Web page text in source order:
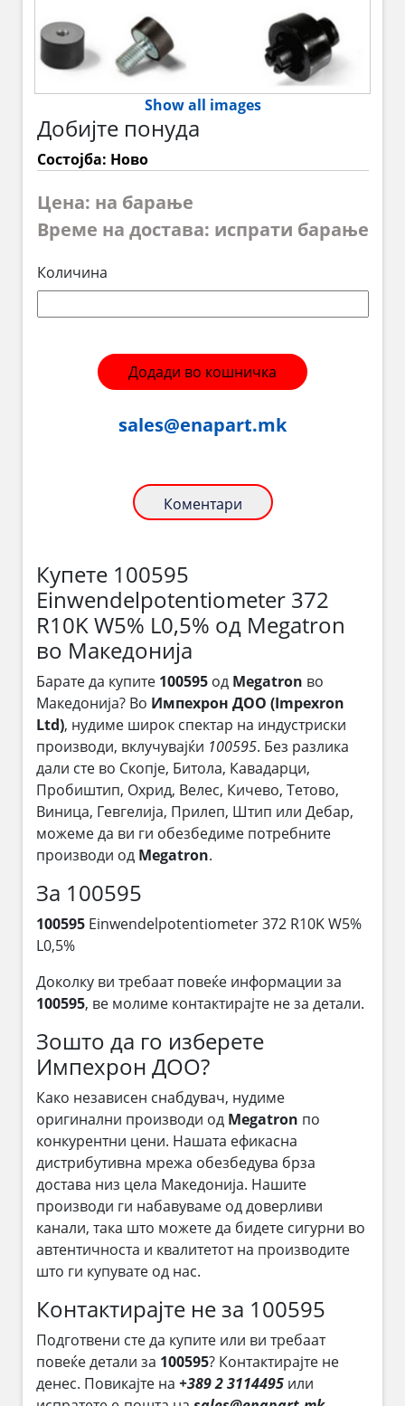
Show all images
Добијте понуда
Состојба: Ново
Цена: на барање
Време на достава: испрати барање
Количина
Додади во кошничка
sales@enapart.mk
Коментари
Купете 100595
Einwendelpotentiometer 372
R10K W5% L0,5% од Megatron
во Македонија
Барате да купите 100595 од Megatron во
Македонија? Во Импехрон ДОО (Impexron
Ltd), нудиме широк спектар на индустриски
производи, вклучувајќи 100595. Без разлика
дали сте во Скопје, Битола, Кавадарци,
Пробиштип, Охрид, Велес, Кичево, Тетово,
Виница, Гевгелија, Прилеп, Штип или Дебар,
можеме да ви ги обезбедиме потребните
производи од Megatron.
За 100595
100595 Einwendelpotentiometer 372 R10K W5%
L0,5%
Доколку ви требаат повеќе информации за
100595, ве молиме контактирајте не за детали.
Зошто да го изберете
Импехрон ДОО?
Како независен снабдувач, нудиме
оригинални производи од Megatron по
конкурентни цени. Нашата ефикасна
дистрибутивна мрежа обезбедува брза
достава низ цела Македонија. Нашите
производи ги набавуваме од доверливи
канали, така што можете да бидете сигурни во
автентичноста и квалитетот на производите
што ги купувате од нас.
Контактирајте не за 100595
Подготвени сте да купите или ви требаат
повеќе детали за 100595? Контактирајте не
денес. Повикајте на +389 2 3114495 или